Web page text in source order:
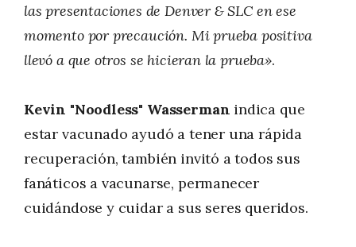
las presentaciones de Denver & SLC en ese
momento por precaución. Mi prueba positiva
llevó a que otros se hicieran la prueba».
Kevin "Noodless" Wasserman indica que
estar vacunado ayudó a tener una rápida
recuperación, también invitó a todos sus
fanáticos a vacunarse, permanecer
cuidándose y cuidar a sus seres queridos.